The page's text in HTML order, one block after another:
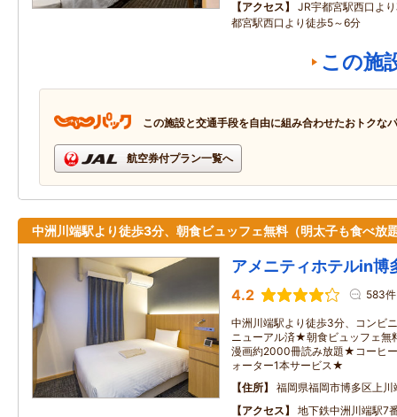
アクセス
JR宇都宮駅西口よ
都宮駅西口より徒歩5～6分
この施
この施設と交通手段を自由に組み合わせたおトクな
航空券付プラン一覧へ
中洲川端駅より徒歩3分、朝食ビュッフェ無料（明太子も食べ放
アメニティホテルin博
4.2 583件
中洲川端駅より徒歩3分、コンビ
ニューアル済★朝食ビュッフェ
漫画約2000冊読み放題★コーヒ
ォーター1本サービス★
住所
福岡県福岡市博多区上
アクセス
地下鉄中洲川端駅7